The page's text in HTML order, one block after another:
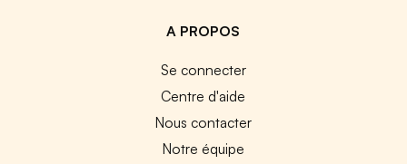
A PROPOS
Se connecter
Centre d'aide
Nous contacter
Notre équipe